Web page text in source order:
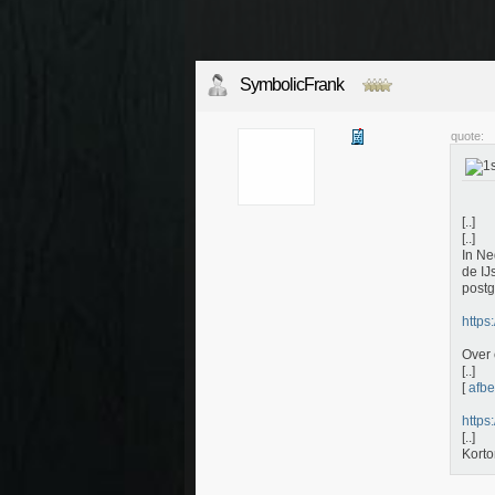
SymbolicFrank
quote:
[..]
[..]
In
de
Over
[..]
[
[..]